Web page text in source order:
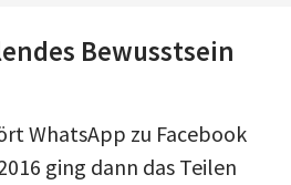
Bewusstsein
WhatsApp zu Facebook
ging dann das Teilen